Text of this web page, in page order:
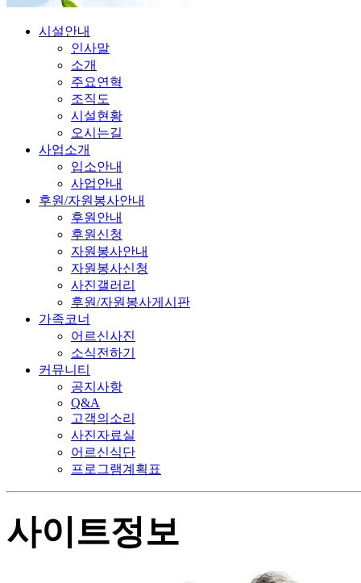
시설안내
인사말
소개
주요연혁
조직도
시설현황
오시는길
사업소개
입소안내
사업안내
후원/자원봉사안내
후원안내
후원신청
자원봉사안내
자원봉사신청
사진갤러리
후원/자원봉사게시판
가족코너
어르신사진
소식전하기
커뮤니티
공지사항
Q&A
고객의소리
사진자료실
어르신식단
프로그램계획표
사이트정보